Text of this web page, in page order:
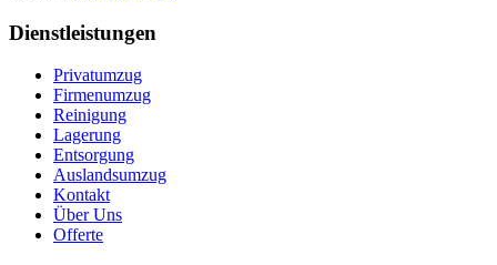
Dienstleistungen
Privatumzug
Firmenumzug
Reinigung
Lagerung
Entsorgung
Auslandsumzug
Kontakt
Über Uns
Offerte